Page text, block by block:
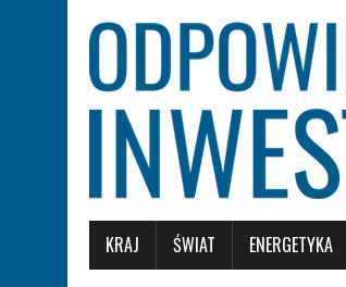
KRAJ ŚWIAT ENERGETYKA